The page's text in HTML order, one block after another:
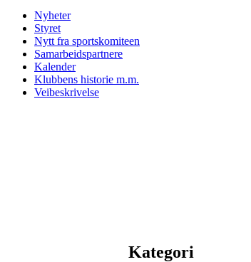
Nyheter
Styret
Nytt fra sportskomiteen
Samarbeidspartnere
Kalender
Klubbens historie m.m.
Veibeskrivelse
Kategori